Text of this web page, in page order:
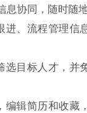
协同，随时随
进、流程管理信
选目标人才，并
编辑简历和收藏